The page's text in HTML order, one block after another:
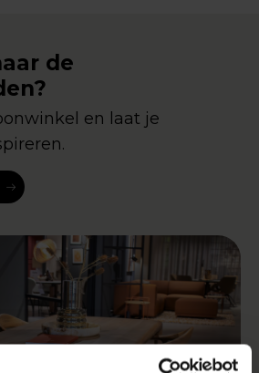
de
en laat je